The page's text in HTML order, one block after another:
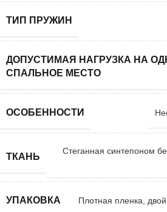
ТИП ПРУЖИН
ДОПУСТИМАЯ НАГРУЗКА НА
СПАЛЬНОЕ МЕСТО
ОСОБЕННОСТИ
ТКАНЬ
Стеганная синтепоном
УПАКОВКА Плотная пленка,